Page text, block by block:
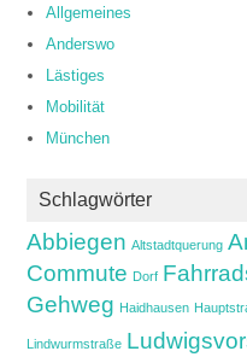
Allgemeines
Anderswo
Lästiges
Mobilität
München
Schlagwörter
Abbiegen Altstadtquerung
Commute Dorf
Gehweg Haidhausen
Lindwurmstraße